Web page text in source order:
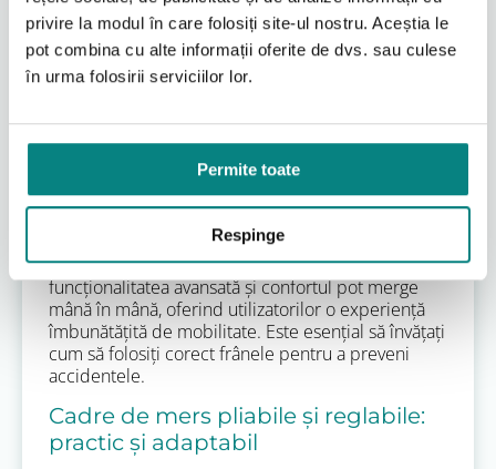
privire la modul în care folosiți site-ul nostru. Aceștia le
pot combina cu alte informații oferite de dvs. sau culese
în urma folosirii serviciilor lor.
Permite toate
Respinge
tip „loop-lock” sau „pres-down”, asigură siguranță
maximă, permițând blocarea roților pentru
stabilitate atunci când utilizatorul se așează sau se
ridică.
active, care doresc să își mențină un stil de viață
Ele sunt recomandate pentru cei cu echilibru
moderat sau bun, care pot gestiona manevrarea și
de mers rolator, cum ar ficadru de mers rolator
Vermeiren 286b, ilustrează perfect cum
funcționalitatea avansată și confortul pot merge
mână în mână, oferind utilizatorilor o experiență
îmbunătățită de mobilitate. Este esențial să învățați
cum să folosiți corect frânele pentru a preveni
accidentele.
Cadre de mers pliabile și reglabile:
practic și adaptabil